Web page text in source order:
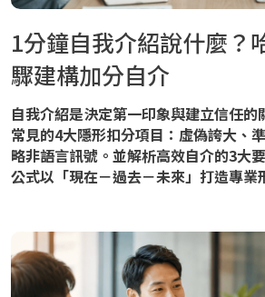
1分鐘自我介紹說什麼？
驟建構加分自介
自我介紹是決定第一印象與建立信任
常見的4大隱形扣分項目：虛偽誇大、
略非語言訊號。並解析高效自介的3大
公式以「現在－過去－未來」打造專業